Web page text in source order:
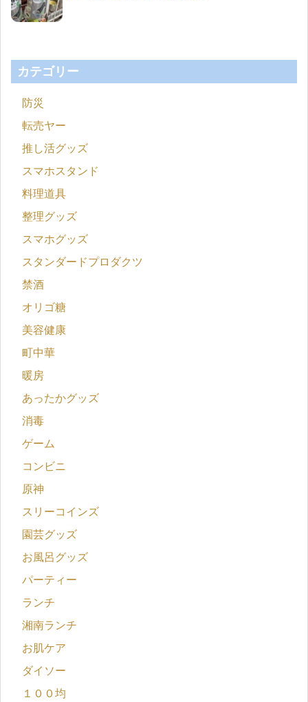
カテゴリー
防災
転売ヤー
推し活グッズ
スマホスタンド
料理道具
整理グッズ
スマホグッズ
スタンダードプロダクツ
禁酒
オリゴ糖
美容健康
町中華
暖房
あったかグッズ
消毒
ゲーム
コンビニ
原神
スリーコインズ
園芸グッズ
お風呂グッズ
パーティー
ランチ
湘南ランチ
お肌ケア
ダイソー
１００均